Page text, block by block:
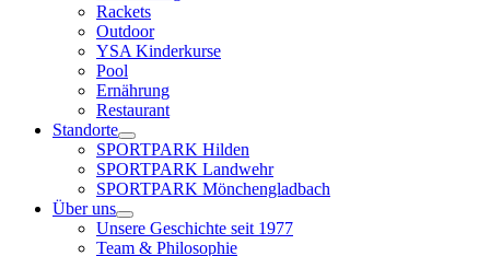
Rackets
Outdoor
YSA Kinderkurse
Pool
Ernährung
Restaurant
Standorte
SPORTPARK Hilden
SPORTPARK Landwehr
SPORTPARK Mönchengladbach
Über uns
Unsere Geschichte seit 1977
Team & Philosophie